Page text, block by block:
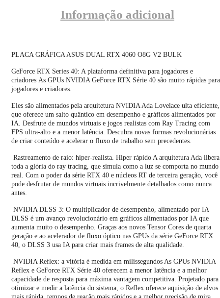
Informação adicional
PLACA GRÁFICA ASUS DUAL RTX 4060 O8G V2 BULK
GeForce RTX Series 40: A plataforma definitiva para jogadores e
criadores As GPUs NVIDIA GeForce RTX Série 40 são muito rápidas para
jogadores e criadores.
Eles são alimentados pela arquitetura NVIDIA Ada Lovelace ulta eficiente,
que oferece um salto quântico em desempenho e gráficos alimentados por
IA. Desfrute de mundos virtuais e jogos realistas com Ray Tracing com
FPS ultra-alto e a menor latência. Descubra novas formas revolucionárias
de criar conteúdo e acelerar o fluxo de trabalho sem precedentes.
Rastreamento de raio: hiper-realista. Hiper rápido A arquitetura Ada libera
toda a glória do ray tracing, que simula como a luz se comporta no mundo
real. Com o poder da série RTX 40 e núcleos RT de terceira geração, você
pode desfrutar de mundos virtuais incrivelmente detalhados como nunca
antes.
NVIDIA DLSS 3: O multiplicador de desempenho, alimentado por IA
DLSS é um avanço revolucionário em gráficos alimentados por IA que
aumenta muito o desempenho. Graças aos novos Tensor Cores de quarta
geração e ao acelerador de fluxo óptico nas GPUs da série GeForce RTX
40, o DLSS 3 usa IA para criar mais frames de alta qualidade.
NVIDIA Reflex: a vitória é medida em milissegundos As GPUs NVIDIA
Reflex e GeForce RTX Série 40 oferecem a menor latência e a melhor
capacidade de resposta para máxima vantagem competitiva. Projetado para
otimizar e medir a latência do sistema, o Reflex oferece aquisição de alvos